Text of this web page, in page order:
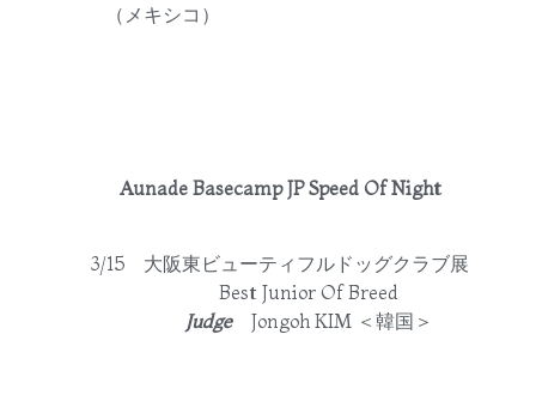
（メキシコ）
Aunade Basecamp JP Speed Of Night
3/15 大阪東ビューティフルドッグクラブ展
Best Junior Of Breed
Judge Jongoh KIM ＜韓国＞